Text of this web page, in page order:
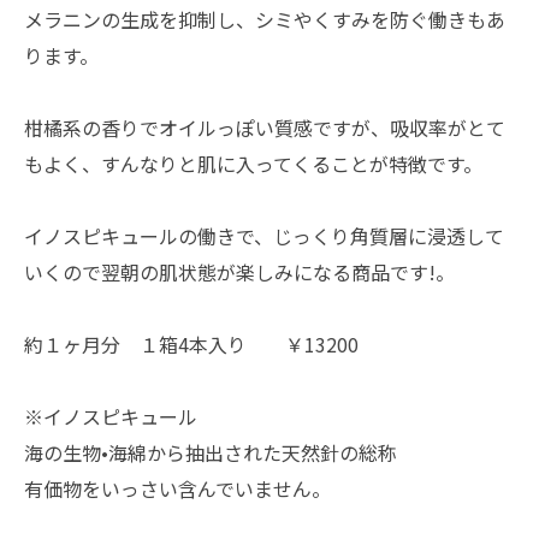
メラニンの生成を抑制し、シミやくすみを防ぐ働きもあ
ります。
柑橘系の香りでオイルっぽい質感ですが、吸収率がとて
もよく、すんなりと肌に入ってくることが特徴です。
イノスピキュールの働きで、じっくり角質層に浸透して
いくので翌朝の肌状態が楽しみになる商品です!。
約１ヶ月分 １箱4本入り ￥13200
※イノスピキュール
海の生物•海綿から抽出された天然針の総称
有価物をいっさい含んでいません。